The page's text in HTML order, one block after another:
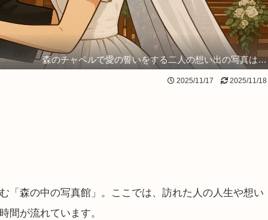
森のチャペルで愛の誓いをする二人の想い出の写真は…
2025/11/17 2025/11/18
「森の中の写真館」。ここでは、訪れた人の人生や想い
間が流れています。